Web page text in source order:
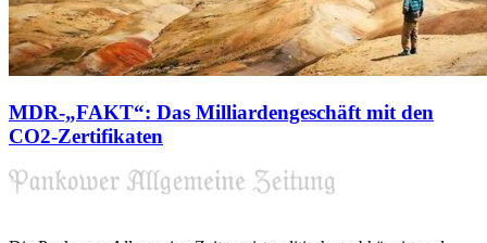
MDR-„FAKT“: Das Milliardengeschäft mit den
CO2-Zertifikaten